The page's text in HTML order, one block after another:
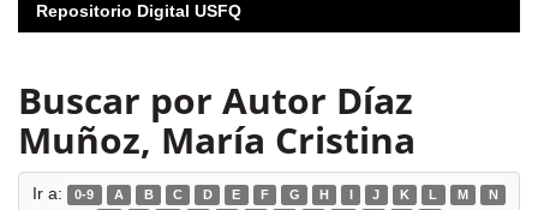
Repositorio Digital USFQ
Buscar por Autor Díaz
Muñoz, María Cristina
Ir a: 0-9 A B C D E F G H I J K L M
N